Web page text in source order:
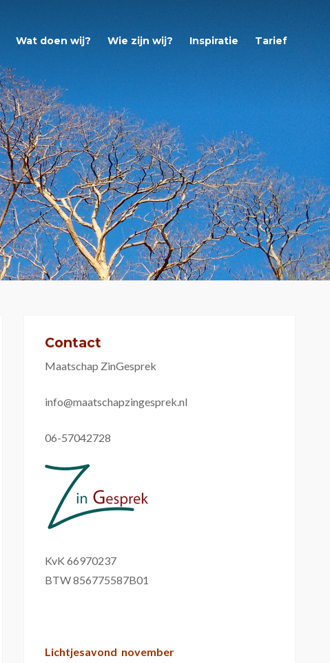
Wat doen wij? Wie zijn wij? Inspiratie Tarief
Contact
Maatschap ZinGesprek
info@maatschapzingesprek.nl
06-57042728
KvK 66970237
BTW 856775587B01
Lichtjesavond november